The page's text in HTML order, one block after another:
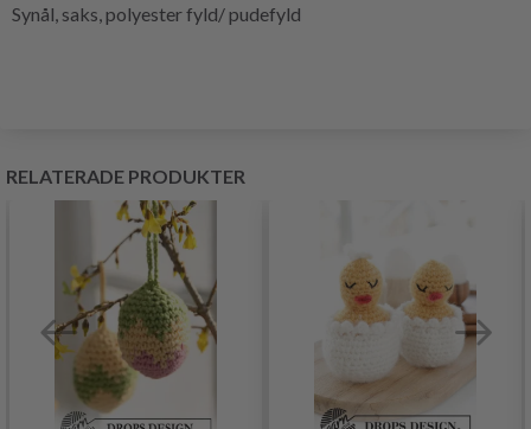
Synål, saks, polyester fyld/ pudefyld
RELATERADE PRODUKTER